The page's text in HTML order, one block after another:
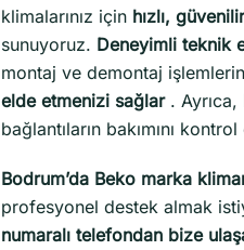
klimalarınız için hızlı,
sunuyoruz. Deneyimli teknik
montaj ve demontaj
elde etmenizi sağlar. Ayrıca,
bağlantıların bakımını
Bodrum’da Beko marka
profesyonel destek almak
numaralı telefondan bize